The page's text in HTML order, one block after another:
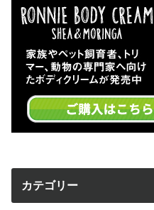
カテゴリー